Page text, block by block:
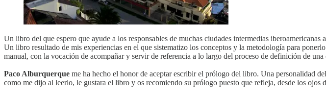
Un libro del que espero que ayude a los responsables de muchas ciudades intermedias
Un libro resultado de mis experiencias en el que sistematizo los conceptos y la metodología para
manual, con la vocación de acompañar y servir de referencia a lo largo del proceso de definición de una
Paco Alburquerque me ha hecho el honor de aceptar escribir el prólogo del libro. Una personalidad
como me dijo al leerlo, le gustara el libro y os recomiendo su prólogo puesto que refleja, desde los ojos